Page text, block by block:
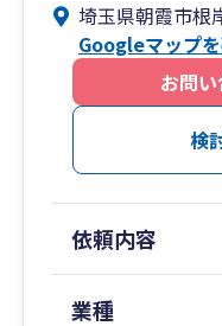
ん。
大手事務所のよう
その分、
・状況を深く理解
・スピード感のある
30代後半という、
取れた世代だからこ
埼玉県朝霞市根
Googleマップ
お問
検
依頼内容
業種